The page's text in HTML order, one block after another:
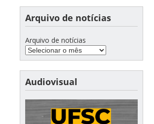
Arquivo de notícias
Arquivo de notícias
Audiovisual